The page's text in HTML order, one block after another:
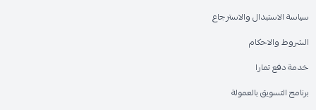
سياسة الاستبدال والاسترجاع
الشروط والاحكام
خدمة دفع تمارا
برنامج التسويق بالعمولة